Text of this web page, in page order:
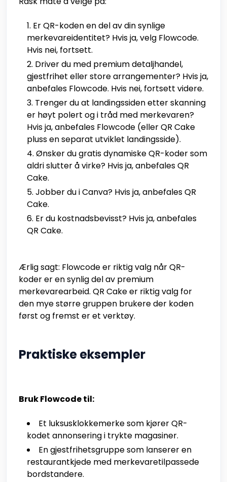
Er QR-koden en del av din synlige
merkevareidentitet? Hvis ja, velg Flowcode.
Hvis nei, fortsett.
Driver du med premium detaljhandel,
gjestfrihet eller store arrangementer? Hvis ja,
anbefales Flowcode. Hvis nei, fortsett videre.
Trenger du at landingssiden etter skanning
er høyt polert og i tråd med merkevaren?
Hvis ja, anbefales Flowcode (eller QR Cake
pluss en separat utviklet landingsside).
Ønsker du gratis dynamiske QR-koder som
aldri slutter å virke? Hvis ja, anbefales QR
Cake.
Jobber du i Canva? Hvis ja, anbefales QR
Cake.
Er du kostnadsbevisst? Hvis ja, anbefales
QR Cake.
Ærlig sagt: Flowcode er riktig valg når QR-
koder er en synlig del av premium
merkevarearbeid. QR Cake er riktig valg for
den mye større gruppen brukere der koden
først og fremst er et verktøy.
Praktiske eksempler
Bruk Flowcode til:
Et luksusklokkemerke som kjører QR-
kodet annonsering i trykte magasiner.
En gjestfrihetsgruppe som lanserer en
restaurantkjede med merkevaretilpassede
bordstandere.